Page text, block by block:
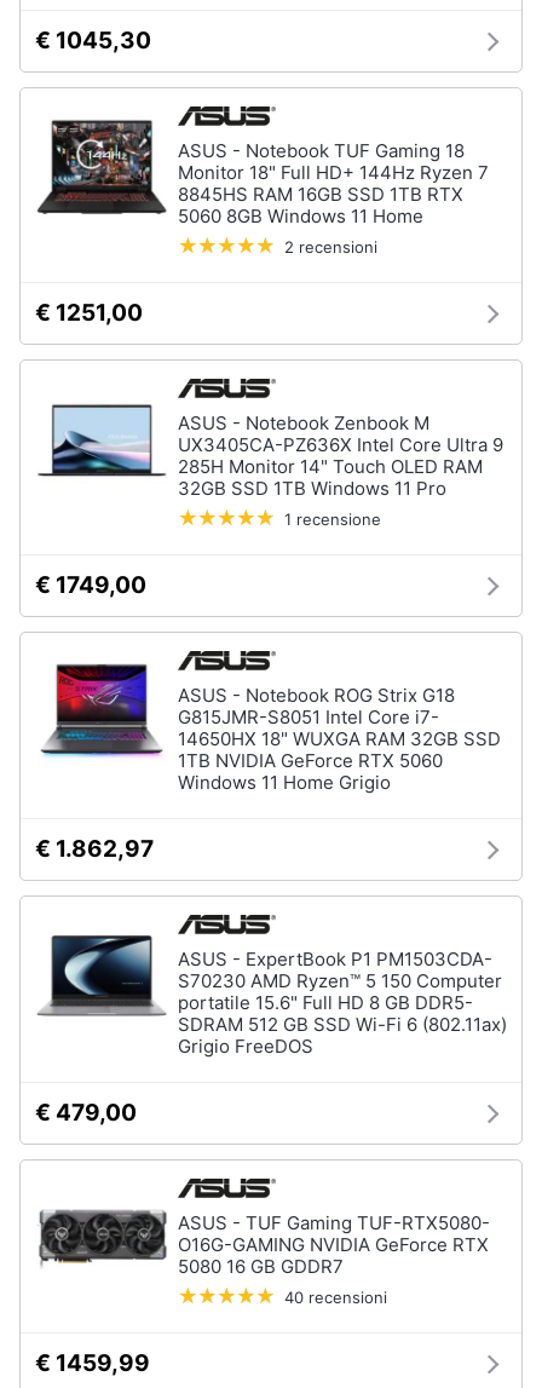
€ 1045,30
ASUS - Notebook TUF Gaming 18
Monitor 18" Full HD+ 144Hz Ryzen 7
8845HS RAM 16GB SSD 1TB RTX
5060 8GB Windows 11 Home
2 recensioni
€ 1251,00
ASUS - Notebook Zenbook M
UX3405CA-PZ636X Intel Core Ultra 9
285H Monitor 14" Touch OLED RAM
32GB SSD 1TB Windows 11 Pro
1 recensione
€ 1749,00
ASUS - Notebook ROG Strix G18
G815JMR-S8051 Intel Core i7-
14650HX 18" WUXGA RAM 32GB SSD
1TB NVIDIA GeForce RTX 5060
Windows 11 Home Grigio
€ 1.862,97
ASUS - ExpertBook P1 PM1503CDA-
S70230 AMD Ryzen™ 5 150 Computer
portatile 15.6" Full HD 8 GB DDR5-
SDRAM 512 GB SSD Wi-Fi 6 (802.11ax)
Grigio FreeDOS
€ 479,00
ASUS - TUF Gaming TUF-RTX5080-
O16G-GAMING NVIDIA GeForce RTX
5080 16 GB GDDR7
40 recensioni
€ 1459,99